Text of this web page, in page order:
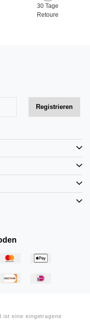
30 Tage
Retoure
ist eine eingetragene